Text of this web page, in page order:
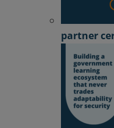
partner